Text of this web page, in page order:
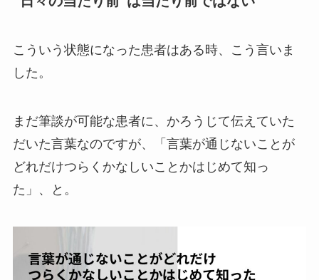
こういう状態になった患者はある時、こう言いま
した。
まだ筆談が可能な患者に、かろうじて伝えていた
だいた言葉なのですが、「言葉が通じないことが
どれだけつらくかなしいことかはじめて知っ
た」、と。